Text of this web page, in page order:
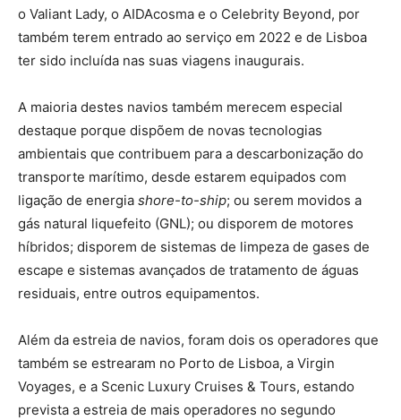
o Valiant Lady, o AIDAcosma e o Celebrity Beyond, por
também terem entrado ao serviço em 2022 e de Lisboa
ter sido incluída nas suas viagens inaugurais.
A maioria destes navios também merecem especial
destaque porque dispõem de novas tecnologias
ambientais que contribuem para a descarbonização do
transporte marítimo, desde estarem equipados com
ligação de energia shore-to-ship; ou serem movidos a
gás natural liquefeito (GNL); ou disporem de motores
híbridos; disporem de sistemas de limpeza de gases de
escape e sistemas avançados de tratamento de águas
residuais, entre outros equipamentos.
Além da estreia de navios, foram dois os operadores que
também se estrearam no Porto de Lisboa, a Virgin
Voyages, e a Scenic Luxury Cruises & Tours, estando
prevista a estreia de mais operadores no segundo